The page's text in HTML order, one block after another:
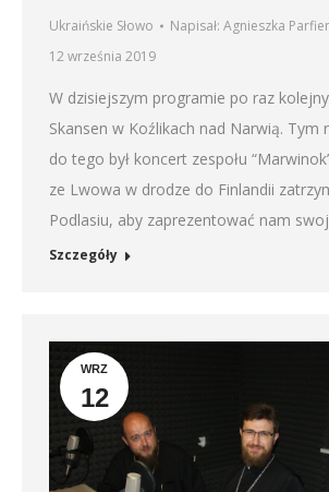
Ukraińskie Słowo Napisał: Agnieszka
12 września 2019
W dzisiejszym programie po raz
Skansen w Koźlikach nad Narwią. Tym
do tego był koncert zespołu
ze Lwowa w drodze do Finlandii
Podlasiu, aby zaprezentować nam
Szczegóły
WRZ
12